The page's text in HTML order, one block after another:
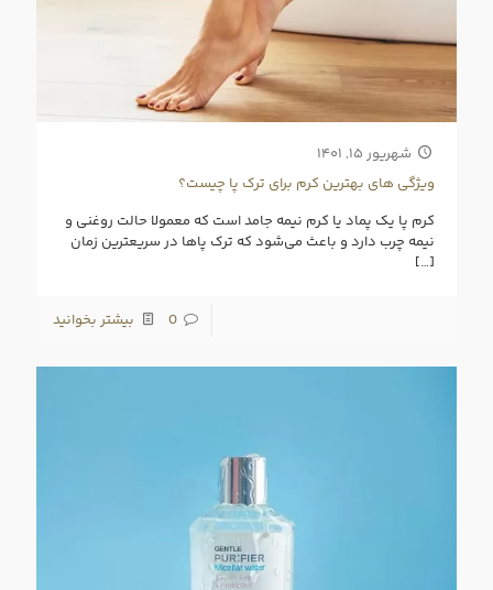
شهریور ۱۵, ۱۴۰۱
ویژگی‌ های بهترین کرم برای ترک پا چیست؟
کرم پا یک پماد یا کرم نیمه جامد است که معمولا حالت روغنی و
نیمه چرب دارد و باعث می‌شود که ترک پا‌ها در سریعترین زمان
[…]
0 بیشتر بخوانید